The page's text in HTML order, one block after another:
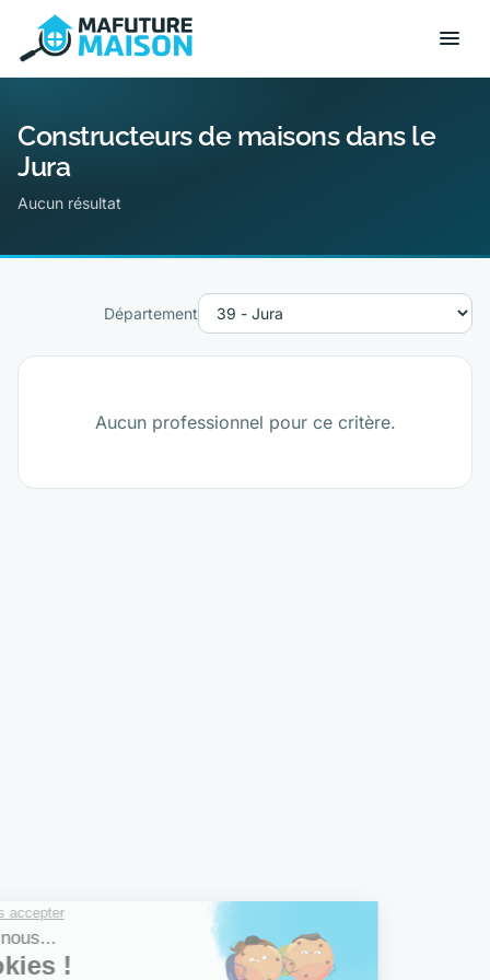
Constructeurs de maisons dans le
Jura
Aucun résultat
Département
Aucun professionnel pour ce critère.